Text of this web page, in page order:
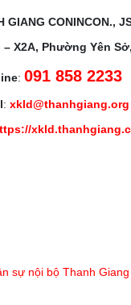
GIANG CONINCON.,
X2A, Phường Yên
:091 858 2233
: xkld@thanhgiang.org
sự nội bộ Thanh Giang